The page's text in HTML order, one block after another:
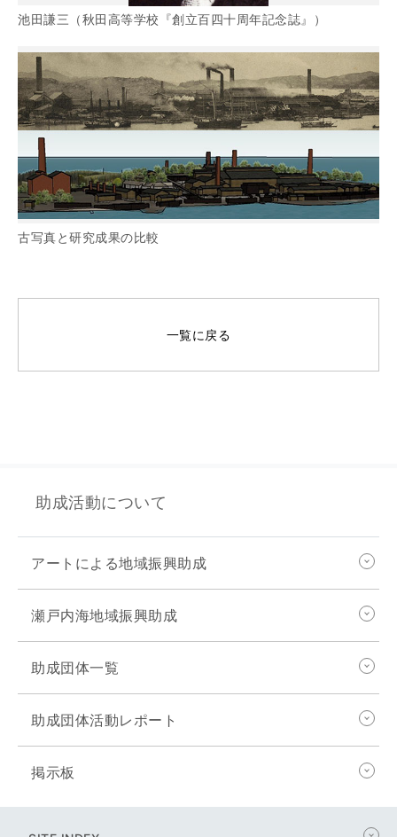
池田謙三（秋田高等学校『創立百四十周年記念誌』）
古写真と研究成果の比較
一覧に戻る
助成活動について
アートによる地域振興助成
瀬戸内海地域振興助成
助成団体一覧
助成団体活動レポート
掲示板